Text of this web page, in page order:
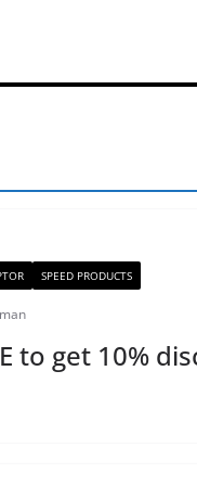
SPEED PRODUCTS
to get 10%